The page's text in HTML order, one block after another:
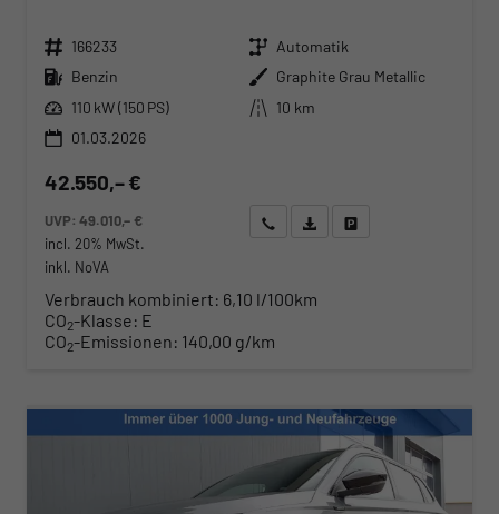
Fahrzeugnr. 166233 Getriebe Automatik
Kraftstoff Benzin Außenfarbe Graphite Grau Metallic
Leistung 110 kW (150 PS) Kilometerstand
10 km
01.03.2026
42.550,– €
UVP:49.010,– €
incl. 20% MwSt.
inkl. NoVA
Wir rufen Sie anAngebot drucken (PDF)
Verbrauch kombiniert: 6,10 l/100km
CO2-Klasse: E
CO2-Emissionen: 140,00 g/km